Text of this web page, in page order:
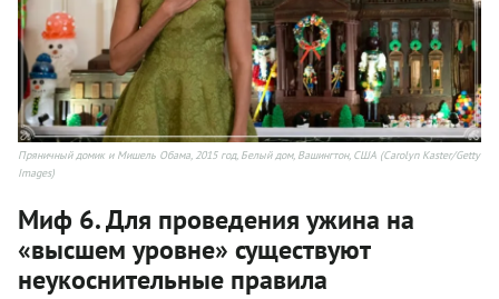
Пряничный домик и Мишель Обама, 2015 год, Белый дом, Вашингтон, США (Carolyn Kaster/Getty
Images)
Миф 6. Для проведения ужина на
«высшем уровне» существуют
неукоснительные правила